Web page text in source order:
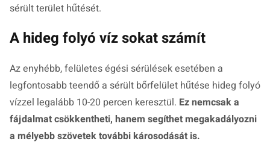
sérült terület hűtését.
A hideg folyó víz sokat számít
Az enyhébb, felületes égési sérülések esetében a
legfontosabb teendő a sérült bőrfelület hűtése hideg folyó
vízzel legalább 10-20 percen keresztül. Ez nemcsak a
fájdalmat csökkentheti, hanem segíthet megakadályozni
a mélyebb szövetek további károsodását is.